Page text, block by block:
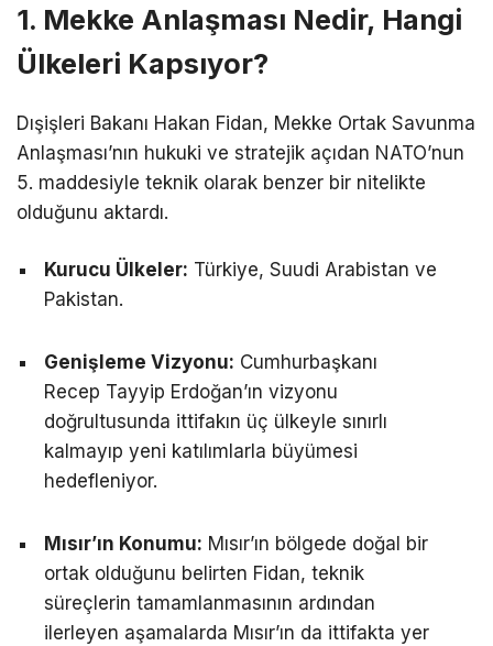
1. Mekke Anlaşması Nedir, Hangi
Ülkeleri Kapsıyor?
Dışişleri Bakanı Hakan Fidan, Mekke Ortak Savunma
Anlaşması’nın hukuki ve stratejik açıdan NATO’nun
5. maddesiyle teknik olarak benzer bir nitelikte
olduğunu aktardı.
Kurucu Ülkeler: Türkiye, Suudi Arabistan ve
Pakistan.
Genişleme Vizyonu: Cumhurbaşkanı
Recep Tayyip Erdoğan’ın vizyonu
doğrultusunda ittifakın üç ülkeyle sınırlı
kalmayıp yeni katılımlarla büyümesi
hedefleniyor.
Mısır’ın Konumu: Mısır’ın bölgede doğal bir
ortak olduğunu belirten Fidan, teknik
süreçlerin tamamlanmasının ardından
ilerleyen aşamalarda Mısır’ın da ittifakta yer